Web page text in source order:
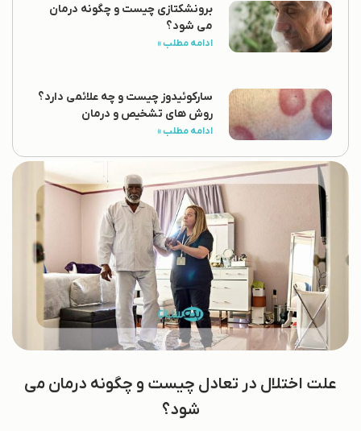
برونشکتازی چیست و چگونه درمان
می شود؟
ادامه مطلب »
سارکوئیدوز چیست و چه علائمی دارد؟
روش های تشخیص و درمان
ادامه مطلب »
علت اختلال در تعادل چیست و چگونه درمان می
شود؟